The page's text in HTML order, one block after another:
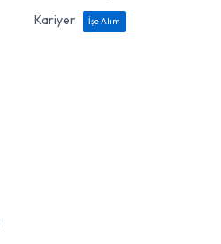
Kariyer
İşe Alım